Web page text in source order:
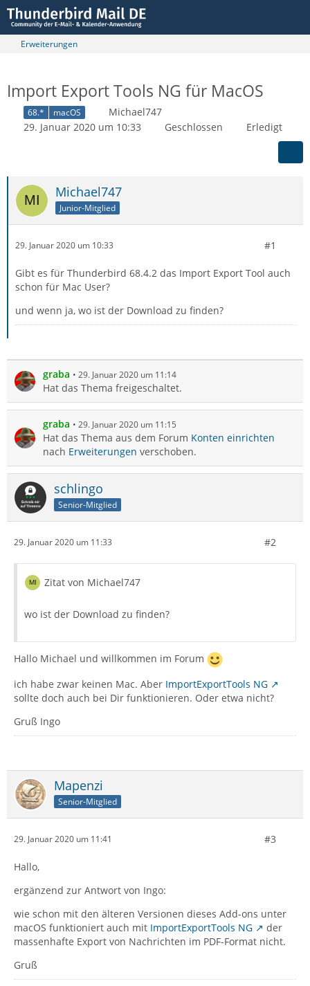
Erweiterungen
Import Export Tools NG für MacOS
68.* macOS
Michael747
29. Januar 2020 um 10:33
Geschlossen Erledigt
Michael747
Junior-Mitglied
29. Januar 2020 um 10:33 #1
Gibt es für Thunderbird 68.4.2 das Import Export Tool auch
schon für Mac User?
und wenn ja, wo ist der Download zu finden?
graba 29. Januar 2020 um 11:14
Hat das Thema freigeschaltet.
graba 29. Januar 2020 um 11:15
Hat das Thema aus dem Forum Konten einrichten
nach Erweiterungen verschoben.
schlingo
Senior-Mitglied
29. Januar 2020 um 11:33 #2
Zitat von Michael747
wo ist der Download zu finden?
Hallo Michael und willkommen im Forum
ich habe zwar keinen Mac. Aber ImportExportTools NG
sollte doch auch bei Dir funktionieren. Oder etwa nicht?
Gruß Ingo
Mapenzi
Senior-Mitglied
29. Januar 2020 um 11:41 #3
Hallo,
ergänzend zur Antwort von Ingo:
wie schon mit den älteren Versionen dieses Add-ons unter
macOS funktioniert auch mit ImportExportTools NG
der
massenhafte Export von Nachrichten im PDF-Format nicht.
Gruß